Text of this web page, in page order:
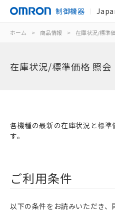
制御機器
ホーム > 商品情報 > 在庫状況/標準
在庫状況/標準価格 照会
各機種の最新の在庫状況と標
す。
ご利用条件
以下の条件をお読みいただき、